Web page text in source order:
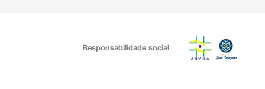
Responsabilidade social